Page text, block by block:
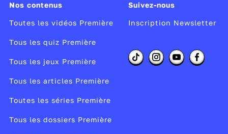
Nos contenus
Toutes les vidéos Première
Tous les quiz Première
Tous les jeux Première
Tous les articles Première
Toutes les séries Première
Tous les dossiers Première
Suivez-nous
Inscription Newsletter